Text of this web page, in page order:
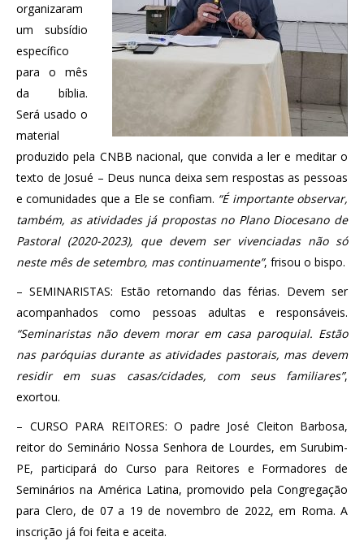
organizaram
um subsídio
específico
para o mês
da bíblia.
Será usado o
material
produzido pela CNBB nacional, que convida a ler e meditar o
texto de Josué – Deus nunca deixa sem respostas as pessoas
e comunidades que a Ele se confiam. “É importante observar,
também, as atividades já propostas no Plano Diocesano de
Pastoral (2020-2023), que devem ser vivenciadas não só
neste mês de setembro, mas continuamente”, frisou o bispo.
– SEMINARISTAS: Estão retornando das férias. Devem ser
acompanhados como pessoas adultas e responsáveis.
“Seminaristas não devem morar em casa paroquial. Estão
nas paróquias durante as atividades pastorais, mas devem
residir em suas casas/cidades, com seus familiares”,
exortou.
– CURSO PARA REITORES: O padre José Cleiton Barbosa,
reitor do Seminário Nossa Senhora de Lourdes, em Surubim-
PE, participará do Curso para Reitores e Formadores de
Seminários na América Latina, promovido pela Congregação
para Clero, de 07 a 19 de novembro de 2022, em Roma. A
inscrição já foi feita e aceita.